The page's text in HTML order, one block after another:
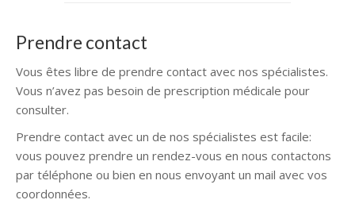
Prendre contact
Vous êtes libre de prendre contact avec nos spécialistes.
Vous n’avez pas besoin de prescription médicale pour
consulter.
Prendre contact avec un de nos spécialistes est facile:
vous pouvez prendre un rendez-vous en nous contactons
par téléphone ou bien en nous envoyant un mail avec vos
coordonnées.